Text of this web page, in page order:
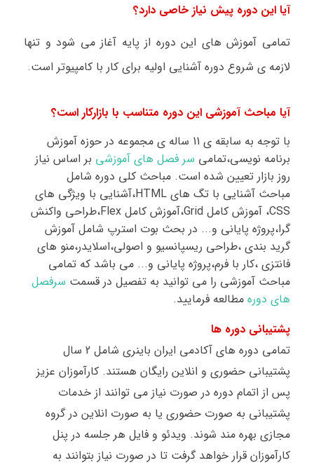
آیا این دوره پیش نیاز خاصی دارد؟
تمامی آموزش های این دوره از پایه آغاز می شود و تنها
لازمه ی شروع دوره آشنایی اولیه برای کار با کامپیوتر است.
آیا مباحث آموزشی این دوره متناسب با بازارکار است؟
با توجه به سابقه ی 11 ساله ی مجموعه در حوزه آموزش
برنامه نویسی،تمامی سر فصل های آموزشی بر اساس نیاز
روز بازار تعیین شده است. مباحث کلی دوره شامل
مباحث آشنایی با تگ هایHTML،آشنایی با ویژگی های
CSS، آموزش کاملGrid،آموزش کاملFlex،طراحی واکنش
گرا،پروژه پایانی و... در بحث بوت استرپ شامل آموزش
گرید بندی ،طراحی ریسپانسیو و اصولی،اسلایدر،منو های
فانتزی ،کار با فرم،پروژه پایانی و...می باشد که تمامی
مباحث آموزشی را می توانید به تفصیل در قسمت سرفصل
های دوره مطالعه فرمایید.
پشتیبانی دوره ها
تمامی دوره های آکادمی ایران باینری شامل 2 سال
پشتیبانی حضوری و انلاین رایگان هستند. کارآموزان عزیز
پس از اتمام دوره در صورت نیاز می توانند از خدمات
پشتیبانی به صورت حضوری یا به صورت انلاین در گروه
مجازی بهره مند شوند. ویدئو و فایل هر جلسه در پنل
کارآموزان قرار خواهد گرفت تا در صورت نیاز بتوانند به